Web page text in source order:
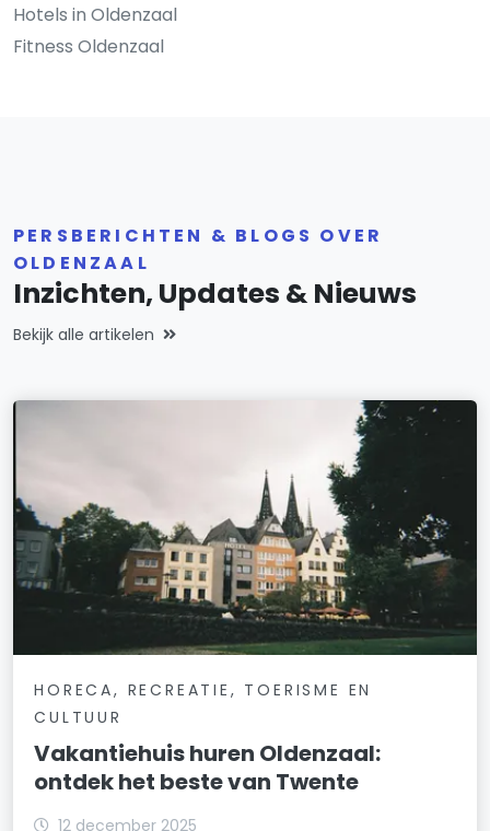
Hotels in Oldenzaal
Fitness Oldenzaal
PERSBERICHTEN & BLOGS OVER
OLDENZAAL
Inzichten, Updates & Nieuws
Bekijk alle artikelen
HORECA, RECREATIE, TOERISME EN
CULTUUR
Vakantiehuis huren Oldenzaal:
ontdek het beste van Twente
12 december 2025